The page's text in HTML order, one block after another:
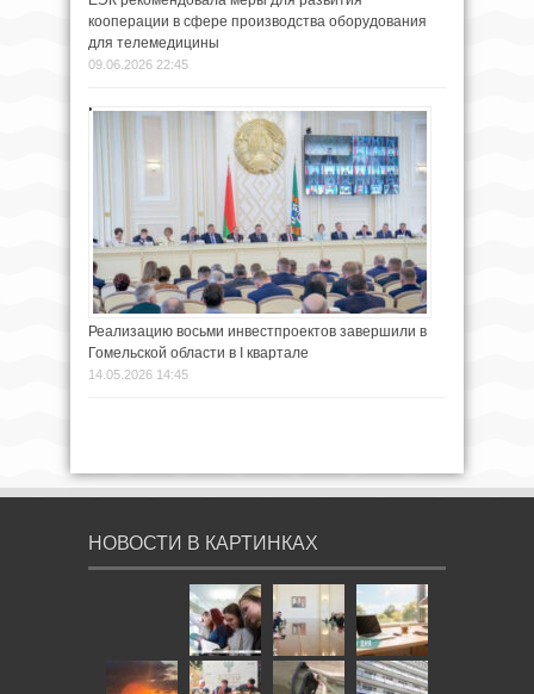
Реализацию восьми инвестпроектов завершили в
Гомельской области в I квартале
14.05.2026 14:45